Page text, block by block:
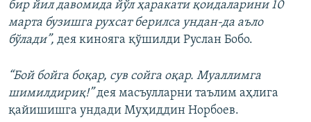
бир йил давомида йўл ҳаракати қоидаларини 10
марта бузишга рухсат берилса ундан-да аъло
бўлади”, дея кинояга қўшилди Руслан Бобо.
“Бой бойга боқар, сув сойга оқар. Муаллимга
шимилдириқ!”дея масъулларни таълим аҳлига
қайишишга ундади Муҳиддин Норбоев.